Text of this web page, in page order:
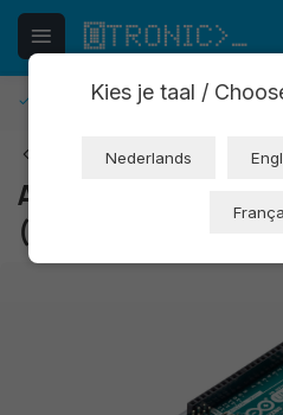
Retours gratuits 30 jours
Arduino® UNO SMD
(OTA008)
Kies je taal /
Nederlands